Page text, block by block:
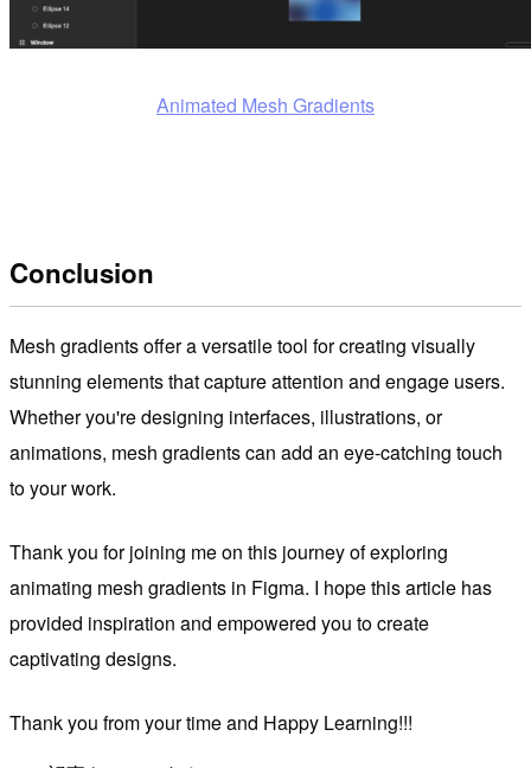
Animated Mesh Gradients
Conclusion
Mesh gradients offer a versatile tool for creating visually
stunning elements that capture attention and engage users.
Whether you're designing interfaces, illustrations, or
animations, mesh gradients can add an eye-catching touch
to your work.
Thank you for joining me on this journey of exploring
animating mesh gradients in Figma. I hope this article has
provided inspiration and empowered you to create
captivating designs.
Thank you from your time and Happy Learning!!!